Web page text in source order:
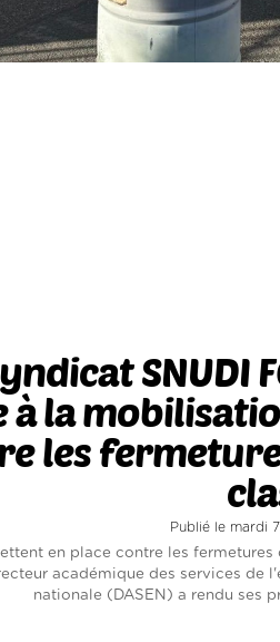
SNUDI
à la
les
Publié le mardi
en place contre les fermetures
académique des services de
nationale (DASEN) a rendu ses